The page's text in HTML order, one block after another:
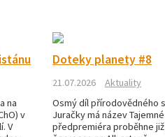
na
v
V
Doteky planety #8
21.07.2026
Aktuality
Osmý díl přírodovědného
Juračky má název
předpremiéra proběhne